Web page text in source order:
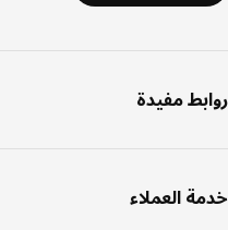
مفيدة
العملاء